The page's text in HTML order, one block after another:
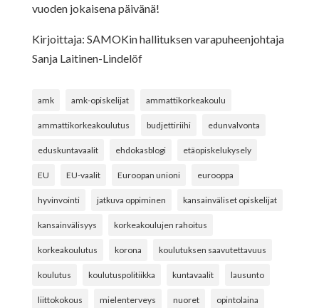
vuoden jokaisena päivänä!
Kirjoittaja: SAMOKin hallituksen varapuheenjohtaja
Sanja Laitinen-Lindelöf
amk amk-opiskelijat ammattikorkeakoulu
ammattikorkeakoulutus budjettiriihi edunvalvonta
eduskuntavaalit ehdokasblogi etäopiskelukysely
EU EU-vaalit Euroopan unioni eurooppa
hyvinvointi jatkuva oppiminen kansainväliset opiskelijat
kansainvälisyys korkeakoulujen rahoitus
korkeakoulutus korona koulutuksen saavutettavuus
koulutus koulutuspolitiikka kuntavaalit lausunto
liittokokous mielenterveys nuoret opintolaina